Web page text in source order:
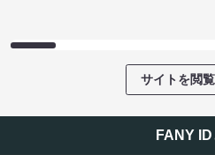
サイトを閲
FANY